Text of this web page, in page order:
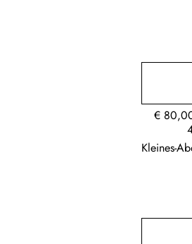
€
Kleines-